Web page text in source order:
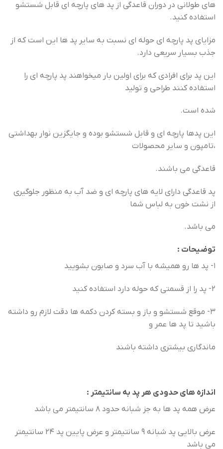
های طولانی در دوران قاعدگی از پد های پارچه ای قابل شستشو
استفاده کنید.
مزایای پد پارچه ای حوله ای نسبت به سایر پد ها این است که از
جذب بسیار سریعی دارد.
این پد برای افرادی که برای اولین بار میخواهند پد پارچه ای را
استفاده کنند طراحی و تولید
شده است.
این پدها پارچه ای و قابل شستشو بوده و جایگزین نوار بهداشتی
،تامپون و سایر محصولات
قاعدگی می باشند.
پد قاعدگی دارای لایه های پارچه ای و ضد آب به منظور جلوگیری
از نشت خون به لباس شما
می باشد.
توضیحات :
1- پد ها رو همیشه با آب سرد و صابون بشویید
2- پد را از قسمتی که حوله دارد استفاده کنید
3- موقع شستشو و باز و بسته کردن دکمه ها دقت لازم رو داشته
باشید تا پد ها عمر و
ماندگاری بیشتری داشته باشند
اندازه های حدودی هر پد به سانتیمتر :
عرض همه پد ها به جز شبانه حدود 8 سانتیمتر می باشد
عرض بالایی پد شبانه 9 سانتیمتر و عرض پایین پد 24 سانتیمتر
می باشد